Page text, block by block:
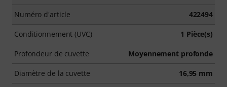
Numéro d'article 422494
Conditionnement (UVC) 1 Pièce(s)
Profondeur de cuvette Moyennement profonde
Diamètre de la cuvette 16,95 mm